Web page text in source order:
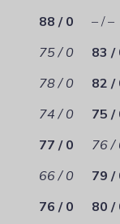
88 / 0
– / –
75 / 0
83 /
78 / 0
82 /
74 / 0
75 /
77 / 0
76 /
66 / 0
79 /
76 / 0
80 /